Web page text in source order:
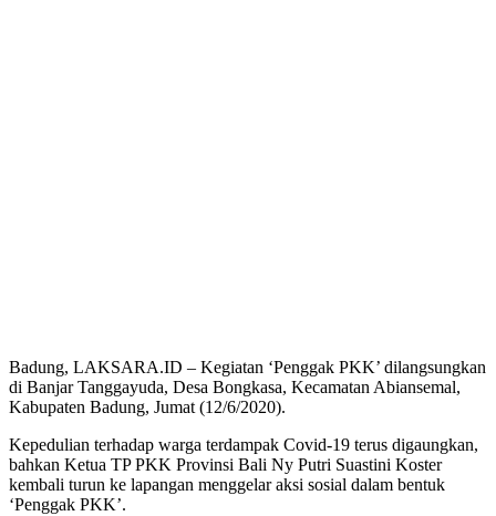
Badung, LAKSARA.ID – Kegiatan ‘Penggak PKK’ dilangsungkan
di Banjar Tanggayuda, Desa Bongkasa, Kecamatan Abiansemal,
Kabupaten Badung, Jumat (12/6/2020).
Kepedulian terhadap warga terdampak Covid-19 terus digaungkan,
bahkan Ketua TP PKK Provinsi Bali Ny Putri Suastini Koster
kembali turun ke lapangan menggelar aksi sosial dalam bentuk
‘Penggak PKK’.